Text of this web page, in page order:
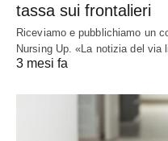
tassa sui frontalieri
Riceviamo e pubblichiamo un
Nursing Up. «La notizia del via
3 mesi fa